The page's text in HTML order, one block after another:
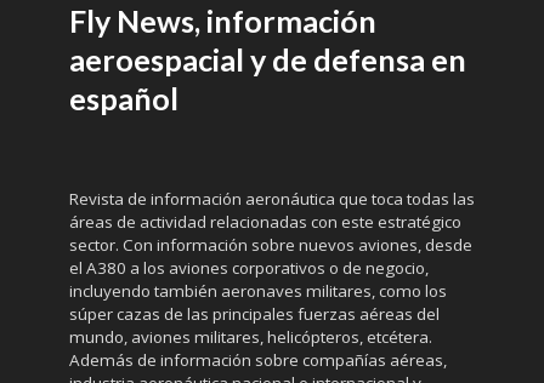
Fly News, información
aeroespacial y de defensa en
español
Revista de información aeronáutica que toca todas las
áreas de actividad relacionadas con este estratégico
sector. Con información sobre nuevos aviones, desde
el A380 a los aviones corporativos o de negocio,
incluyendo también aeronaves militares, como los
súper cazas de las principales fuerzas aéreas del
mundo, aviones militares, helicópteros, etcétera.
Además de información sobre compañías aéreas,